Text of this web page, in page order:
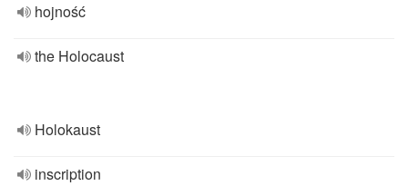
hojność
the Holocaust
Holokaust
inscription